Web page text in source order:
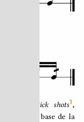
stick shots1,
en el ritmo base de la